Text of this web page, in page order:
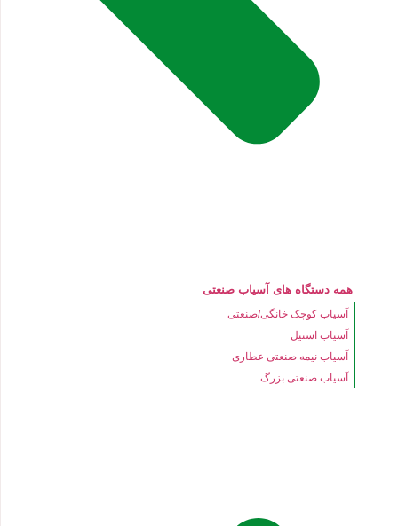
همه دستگاه های آسیاب صنعتی
آسیاب کوچک خانگی/صنعتی
آسیاب استیل
آسیاب نیمه صنعتی عطاری
آسیاب صنعتی بزرگ